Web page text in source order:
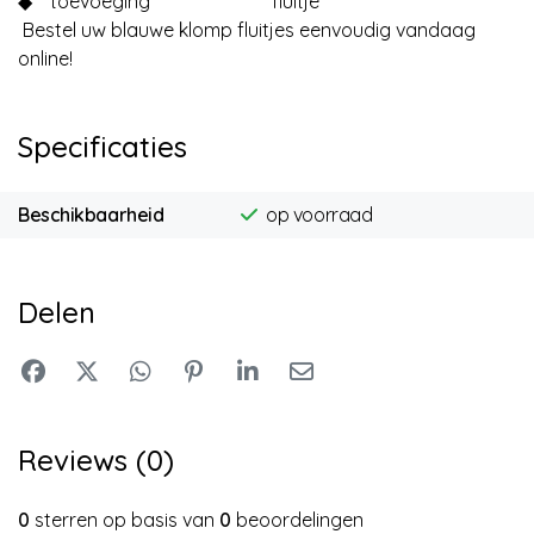
Bestel uw blauwe klomp fluitjes eenvoudig vandaag
online!
Specificaties
Beschikbaarheid op voorraad
Delen
Reviews (0)
0 sterren op basis van 0 beoordelingen